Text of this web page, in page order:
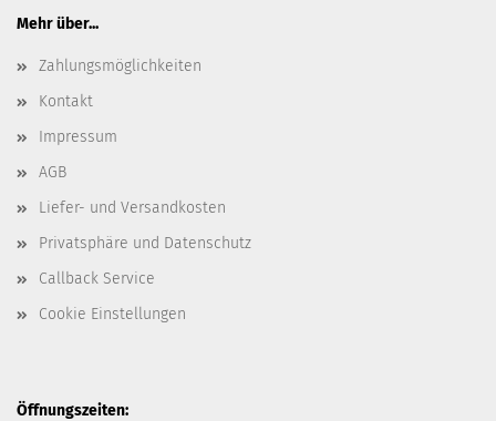
Mehr über...
Zahlungsmöglichkeiten
Kontakt
Impressum
AGB
Liefer- und Versandkosten
Privatsphäre und Datenschutz
Callback Service
Cookie Einstellungen
Öffnungszeiten: